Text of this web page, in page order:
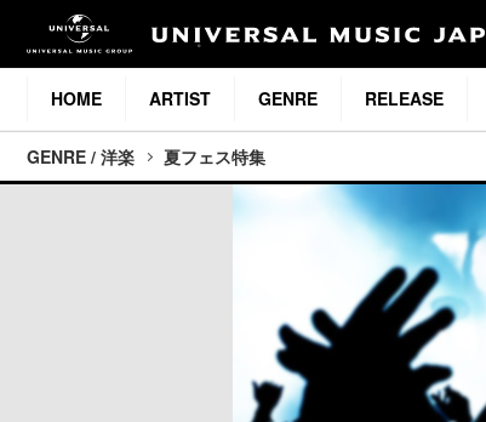
HOME ARTIST GENRE RELEASE
GENRE / 洋楽 夏フェス特集